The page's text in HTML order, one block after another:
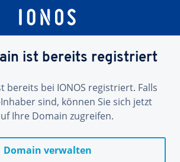
ist bereits registriert
bereits bei IONOS registriert. Falls
sind, können Sie sich jetzt
Ihre Domain zugreifen.
Domain verwalten